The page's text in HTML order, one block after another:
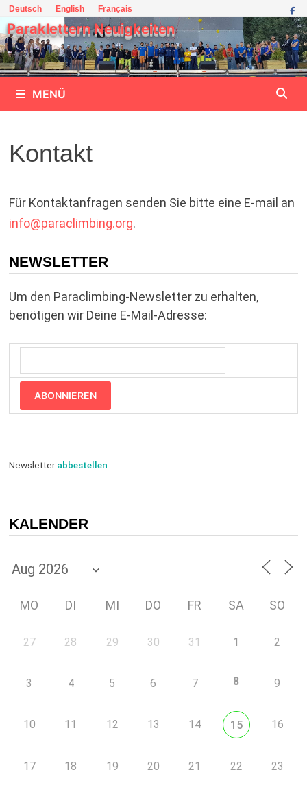
Zum
Inhalt
springen
Deutsch English Français
Paraklettern Neuigkeiten
MENÜ
Kontakt
Für Kontaktanfragen senden Sie bitte eine E-mail an
info@paraclimbing.org.
NEWSLETTER
Um den Paraclimbing-Newsletter zu erhalten,
benötigen wir Deine E-Mail-Adresse:
ABONNIEREN
Newsletterabbestellen.
KALENDER
MO DI MI DO FR SA SO
27 28 29 30 31 1 2
3 4 5 6 7 8 9
10 11 12 13 14 15 16
17 18 19 20 21 22 23